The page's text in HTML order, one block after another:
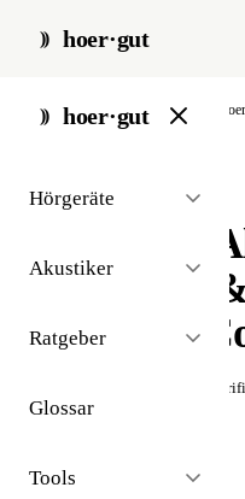
hoer·gut
hoer·gut
Hörgeräte
Akustiker
Ratgeber
Glossar
Tools
start / akustiker / berlin
// akustiker · berlin
Hörgeräte
Flemming
GmbH &
Noch keine